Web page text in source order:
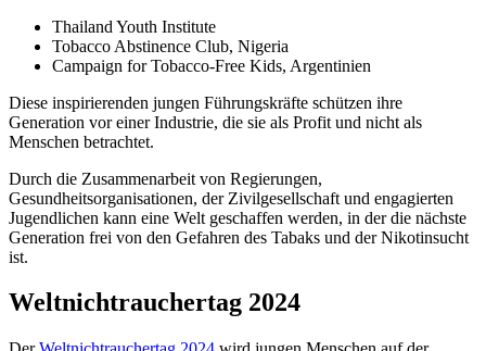
Thailand Youth Institute
Tobacco Abstinence Club, Nigeria
Campaign for Tobacco-Free Kids, Argentinien
Diese inspirierenden jungen Führungskräfte schützen ihre
Generation vor einer Industrie, die sie als Profit und nicht als
Menschen betrachtet.
Durch die Zusammenarbeit von Regierungen,
Gesundheitsorganisationen, der Zivilgesellschaft und engagierten
Jugendlichen kann eine Welt geschaffen werden, in der die nächste
Generation frei von den Gefahren des Tabaks und der Nikotinsucht
ist.
Weltnichtrauchertag 2024